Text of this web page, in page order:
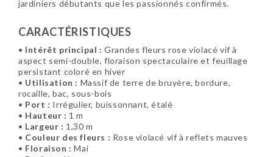
jardiniers débutants que les passionnés confirmés.
CARACTÉRISTIQUES
• Intérêt principal : Grandes fleurs rose violacé vif à
aspect semi-double, floraison spectaculaire et feuillage
persistant coloré en hiver
• Utilisation : Massif de terre de bruyère, bordure,
rocaille, bac, sous-bois
• Port : Irrégulier, buissonnant, étalé
• Hauteur : 1 m
• Largeur : 1,30 m
• Couleur des fleurs : Rose violacé vif à reflets mauves
• Floraison : Mai